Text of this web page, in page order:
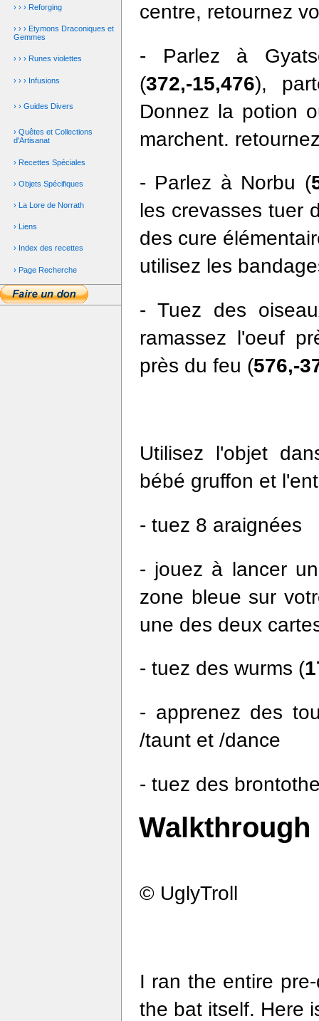
› › › Reforging
› › › Etymons Draconiques et
Gemmes
› › › Runes violettes
› › › Infusions
› › Guides Divers
› Quêtes et Collections
d'Artisanat
› Recettes Spéciales
› Objets Spécifiques
› La Lore de Norrath
› Liens
› Index des recettes
› Page Recherche
centre, retournez
- Parlez à
(372,-15,476),
Donnez la potion
marchent.
- Parlez à Norbu (
les crevasses tuer
des cure
utilisez les
- Tuez des
ramassez l'oeuf
près du feu (576,-
Utilisez l'objet
bébé gruffon et
- tuez 8 araignées
- jouez à lancer
zone bleue sur
une des deux
- tuez des wurms (
- apprenez des
/taunt et /dance
- tuez des
© UglyTroll
I ran the entire
the bat itself. Here